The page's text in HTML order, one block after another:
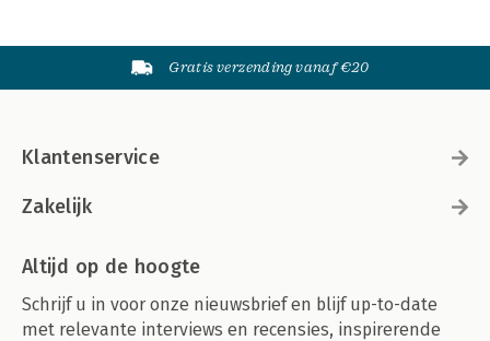
Gratis verzending vanaf €20
Klantenservice
Zakelijk
Altijd op de hoogte
Schrijf u in voor onze nieuwsbrief en blijf up-to-date
met relevante interviews en recensies, inspirerende